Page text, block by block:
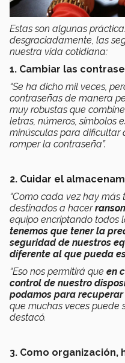
Estas son algunas
desgraciadamente, las
nuestra vida cotidiana:
1. Cambiar las
“Se ha dicho mil veces,
contraseñas de manera
muy robustas que
letras, números, símbolos
minúsculas para dificultar
romper la contraseña”.
2. Cuidar el
“Como cada vez hay más
destinados a hacer
equipo encriptando todos
tenemos que tener la
seguridad de nuestros
diferente al que pueda
“Eso nos permitirá que en
control de nuestro
podamos para
que muchas veces puede
destacó.
3. Como organización,